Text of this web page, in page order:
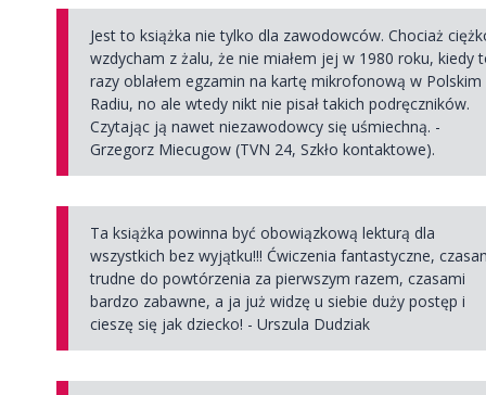
Jest to książka nie tylko dla zawodowców. Chociaż
wzdycham z żalu, że nie miałem jej w 1980 roku, kiedy
razy oblałem egzamin na kartę mikrofonową w Polskim
Radiu, no ale wtedy nikt nie pisał takich podręczników.
Czytając ją nawet niezawodowcy się uśmiechną. -
Grzegorz Miecugow (TVN 24, Szkło kontaktowe).
Ta książka powinna być obowiązkową lekturą dla
wszystkich bez wyjątku!!! Ćwiczenia fantastyczne,
trudne do powtórzenia za pierwszym razem, czasami
bardzo zabawne, a ja już widzę u siebie duży postęp i
cieszę się jak dziecko! - Urszula Dudziak